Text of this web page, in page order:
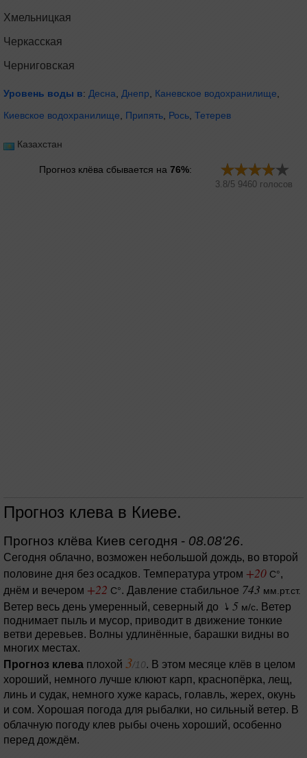
Хмельницкая
Черкасская
Черниговская
Уровень воды в: Десна Днепр Каневское водохранилище
Киевское водохранилище
Припять Рось Тетерев
Казахстан
Прогноз клёва сбывается на 76%:
3.8/5 9460 голосов
Прогноз клева в Киеве.
Прогноз клёва Киев сегодня - 08.08'26.
Сегодня облачно, возможен небольшой дождь, во второй
половине дня без осадков. Температура утром +20 C°,
днём и вечером +22 C°. Давление стабильное 743 мм.рт.ст.
Ветер весь день умеренный, северный до 5 м/с. Ветер
поднимает пыль и мусор, приводит в движение тонкие
ветви деревьев. Волны удлинённые, барашки видны во
многих местах.
Прогноз клева плохой 3/10. В этом месяце клёв в целом
хороший, немного лучше клюют карп, краснопёрка, лещ,
линь и судак, немного хуже карась, голавль, жерех, окунь
и сом. Хорошая погода для рыбалки, но сильный ветер. В
облачную погоду клев рыбы очень хороший, особенно
перед дождём.